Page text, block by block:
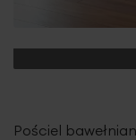
Pościel